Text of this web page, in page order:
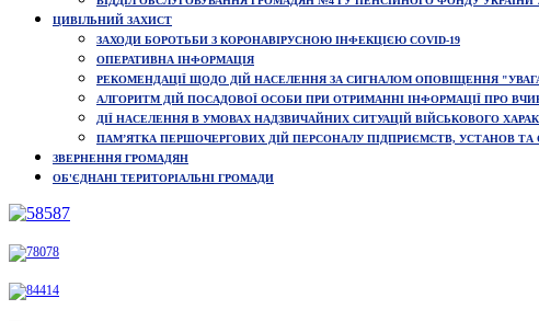
ЦИВІЛЬНИЙ ЗАХИСТ
ЗАХОДИ БОРОТЬБИ З КОРОНАВІРУСНОЮ ІНФЕКЦІЄЮ COVID-19
ОПЕРАТИВНА ІНФОРМАЦІЯ
РЕКОМЕНДАЦІЇ ЩОДО ДІЙ НАСЕЛЕННЯ ЗА СИГНАЛОМ ОПОВІЩЕННЯ
АЛГОРИТМ ДІЙ ПОСАДОВОЇ ОСОБИ ПРИ ОТРИМАННІ ІНФОРМАЦІЇ ПРО
ДІЇ НАСЕЛЕННЯ В УМОВАХ НАДЗВИЧАЙНИХ СИТУАЦІЙ ВІЙСЬКОВОГО
ПАМ’ЯТКА ПЕРШОЧЕРГОВИХ ДІЙ ПЕРСОНАЛУ ПІДПРИЄМСТВ, УСТАНОВ ТА
ЗВЕРНЕННЯ ГРОМАДЯН
ОБ'ЄДНАНІ ТЕРИТОРІАЛЬНІ ГРОМАДИ